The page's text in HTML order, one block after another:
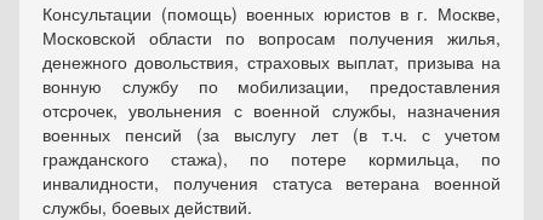
Консультации (помощь) военных юристов в г. Москве,
Московской области по вопросам получения жилья,
денежного довольствия, страховых выплат, призыва на
вонную службу по мобилизации, предоставления
отсрочек, увольнения с военной службы, назначения
военных пенсий (за выслугу лет (в т.ч. с учетом
гражданского стажа), по потере кормильца, по
инвалидности, получения статуса ветерана военной
службы, боевых действий.